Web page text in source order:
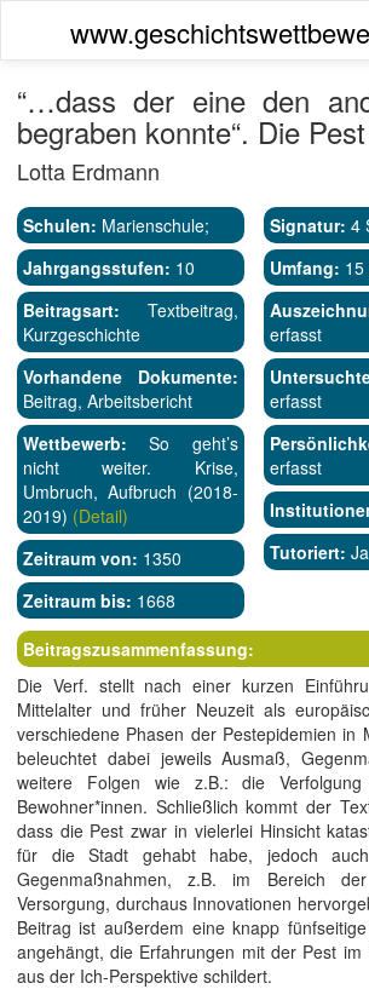
“…dass der eine den
begraben konnte“. Die
Lotta Erdmann
Schulen: Marienschule;
Jahrgangsstufen: 10
Beitragsart: Textbeitrag,
Kurzgeschichte
Vorhandene Dokumente:
Beitrag, Arbeitsbericht
Wettbewerb: So geht’s
nicht weiter. Krise,
Umbruch, Aufbruch (2018-
2019) (Detail)
Zeitraum von: 1350
Zeitraum bis: 1668
Signatur: 4
Umfang: 15
erfasst
erfasst
erfasst
Tutoriert: Ja
Beitragszusammenfassung:
Die Verf. stellt nach einer kurzen
Mittelalter und früher Neuzeit als
verschiedene Phasen der Pestepidemien in
beleuchtet dabei jeweils Ausmaß,
weitere Folgen wie z.B.: die
Bewohner*innen. Schließlich kommt der
dass die Pest zwar in vielerlei Hinsicht
für die Stadt gehabt habe, jedoch
Gegenmaßnahmen, z.B. im Bereich der
Versorgung, durchaus Innovationen
Beitrag ist außerdem eine knapp
angehängt, die Erfahrungen mit der Pest im
aus der Ich-Perspektive schildert.